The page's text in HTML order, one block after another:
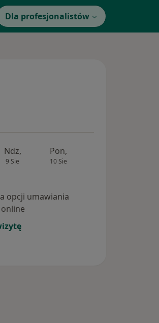
Dla profesjonalistów
Ndz,
9 Sie
Pon,
10 Sie
opcji umawiania